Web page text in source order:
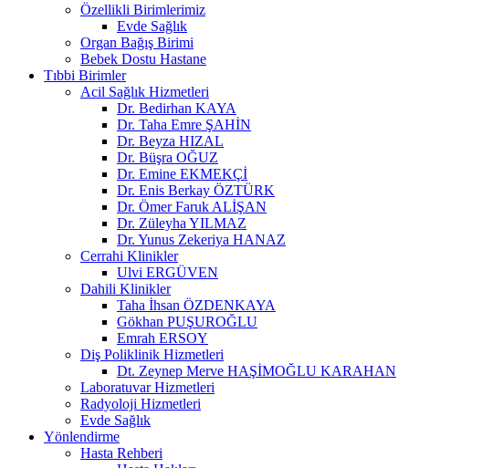
Özellikli Birimlerimiz
Evde Sağlık
Organ Bağış Birimi
Bebek Dostu Hastane
Tıbbi Birimler
Acil Sağlık Hizmetleri
Dr. Bedirhan KAYA
Dr. Taha Emre ŞAHİN
Dr. Beyza HIZAL
Dr. Büşra OĞUZ
Dr. Emine EKMEKÇİ
Dr. Enis Berkay ÖZTÜRK
Dr. Ömer Faruk ALİŞAN
Dr. Züleyha YILMAZ
Dr. Yunus Zekeriya HANAZ
Cerrahi Klinikler
Ulvi ERGÜVEN
Dahili Klinikler
Taha İhsan ÖZDENKAYA
Gökhan PUŞUROĞLU
Emrah ERSOY
Diş Poliklinik Hizmetleri
Dt. Zeynep Merve HAŞİMOĞLU KARAHAN
Laboratuvar Hizmetleri
Radyoloji Hizmetleri
Evde Sağlık
Yönlendirme
Hasta Rehberi